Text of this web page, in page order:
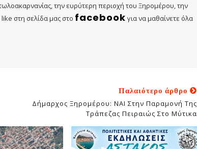
την ευρύτερη περιοχή του Ξηρομέρου, την
στη σελίδα μας στο facebook για να μαθαίνετε όλα
Παλαιότερο άρθρο
Δήμαρχος Ξηρομέρου: ΝΑΙ Στην Παραμονή Της
Τράπεζας Πειραιώς Στο Μύτικα